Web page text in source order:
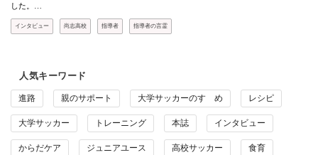
した。…
インタビュー 尚志高校 指導者 指導者の言霊
人気キーワード
進路 親のサポート 大学サッカーのすゝめ レシピ
大学サッカー トレーニング 本誌 インタビュー
からだケア ジュニアユース 高校サッカー 食育